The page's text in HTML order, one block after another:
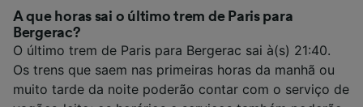
A que horas sai o último trem de Paris para
Bergerac?
O último trem de Paris para Bergerac sai à(s) 21:40.
Os trens que saem nas primeiras horas da manhã ou
muito tarde da noite poderão contar com o serviço de